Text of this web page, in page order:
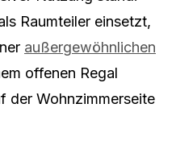
Raumteiler einsetzt,
außergewöhnlichen
offenen Regal
der Wohnzimmerseite